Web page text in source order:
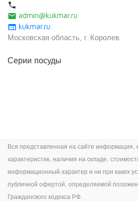
local_phone
email admin@kukmar.ru
web kukmar.ru
Московская область, г. Королев
Серии посуды
Вся представленная на сайте информация,
характеристик, наличия на складе,
информационный характер и ни при каких
публичной офертой, определяемой
Гражданского кодекса РФ.